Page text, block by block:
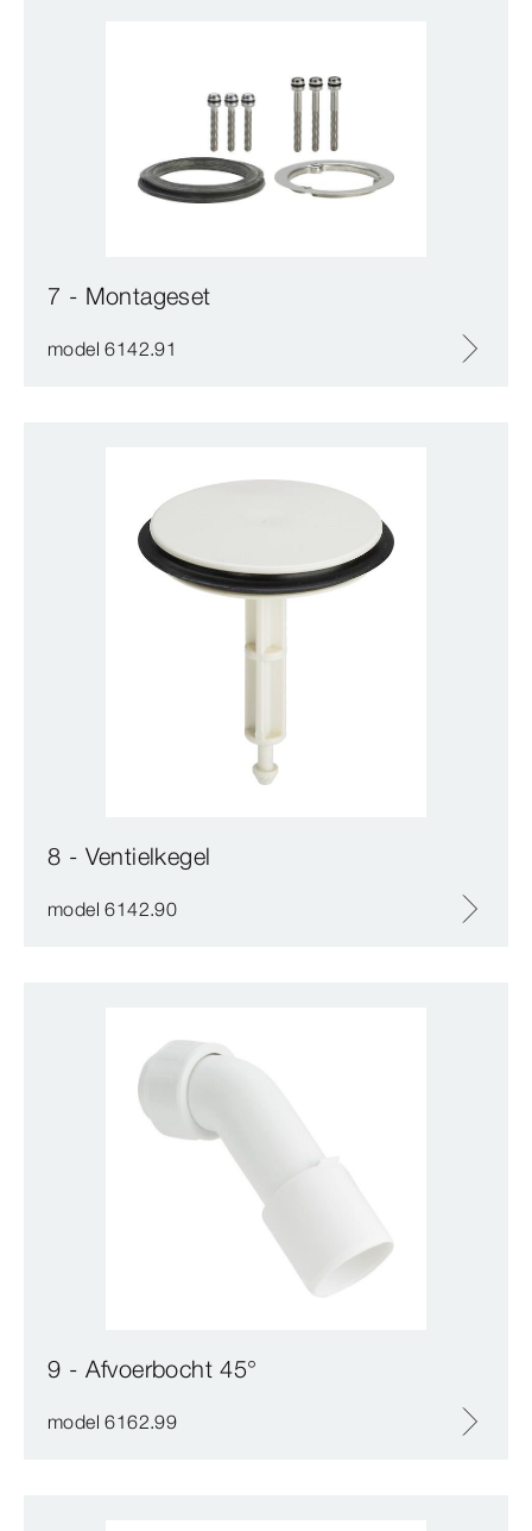
7 - Montageset
model 6142.91
8 - Ventielkegel
model 6142.90
9 - Afvoerbocht 45°
model 6162.99